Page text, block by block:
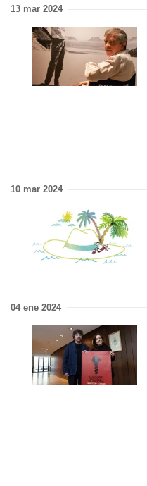
13 mar 2024
10 mar 2024
04 ene 2024